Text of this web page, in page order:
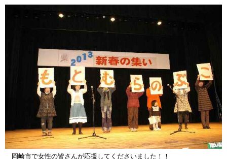
岡崎市で女性の皆さんが応援してくださいました！！